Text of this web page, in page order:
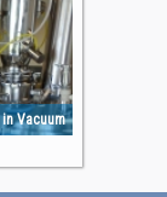
Vacuum